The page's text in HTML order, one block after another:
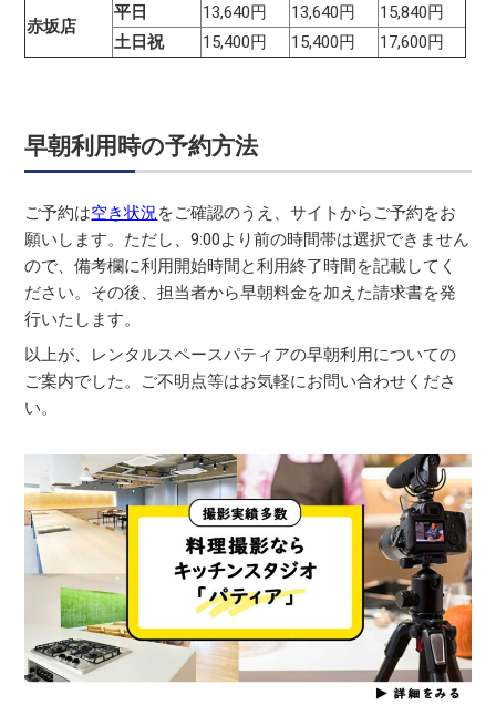
赤坂店
平日 13,640円 13,640円
15,840円
土日祝
15,400円 15,400円 17,600円
早朝利用時の予約方法
ご予約は空き状況 をご確認のうえ、サイトからご予約をお
願いします。ただし、9:00より前の時間帯は選択できません
ので、備考欄に利用開始時間と利用終了時間を記載してく
ださい。その後、担当者から早朝料金を加えた請求書を発
行いたします。
以上が、レンタルスペースパティアの早朝利用についての
ご案内でした。ご不明点等はお気軽にお問い合わせくださ
い。